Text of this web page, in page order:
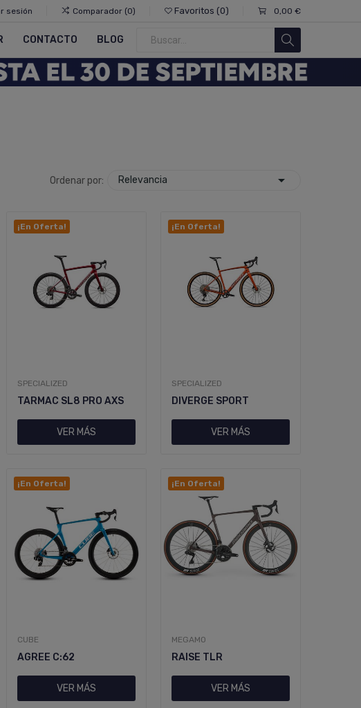
sesión Comparador 0 Favoritos 0 0,00 €
CONTACTO BLOG
Ordenar por: Relevancia 
¡En Oferta!
VER MÁS
SPECIALIZED
TARMAC SL8 PRO AXS
¡En Oferta!
VER MÁS
SPECIALIZED
DIVERGE SPORT
¡En Oferta!
VER MÁS
CUBE
AGREE C:62
¡En Oferta!
VER MÁS
MEGAMO
RAISE TLR